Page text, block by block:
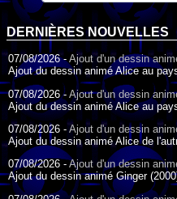
DERNIÈRES NOUVELLES
07/08/2026 -Ajout d'un dessin
Ajout du dessin animé Alice au
07/08/2026 - Ajout d'un dessin
Ajout du dessin animé Alice au
07/08/2026 - Ajout d'un dessin
Ajout du dessin animé Alice de
07/08/2026 -Ajout d'un dessin
Ajout du dessin animé Ginger